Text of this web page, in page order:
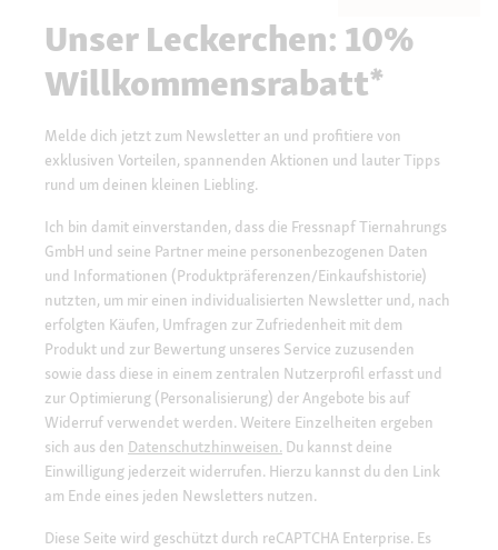
Unser Leckerchen: 10%
Willkommensrabatt*
Melde dich jetzt zum Newsletter an und profitiere von
exklusiven Vorteilen, spannenden Aktionen und lauter Tipps
rund um deinen kleinen Liebling.
Ich bin damit einverstanden, dass die Fressnapf Tiernahrungs
GmbH und seine Partner meine personenbezogenen Daten
und Informationen (Produktpräferenzen/Einkaufshistorie)
nutzten, um mir einen individualisierten Newsletter und, nach
erfolgten Käufen, Umfragen zur Zufriedenheit mit dem
Produkt und zur Bewertung unseres Service zuzusenden
sowie dass diese in einem zentralen Nutzerprofil erfasst und
zur Optimierung (Personalisierung) der Angebote bis auf
Widerruf verwendet werden. Weitere Einzelheiten ergeben
sich aus den Datenschutzhinweisen. Du kannst deine
Einwilligung jederzeit widerrufen. Hierzu kannst du den Link
am Ende eines jeden Newsletters nutzen.
Diese Seite wird geschützt durch reCAPTCHA Enterprise. Es